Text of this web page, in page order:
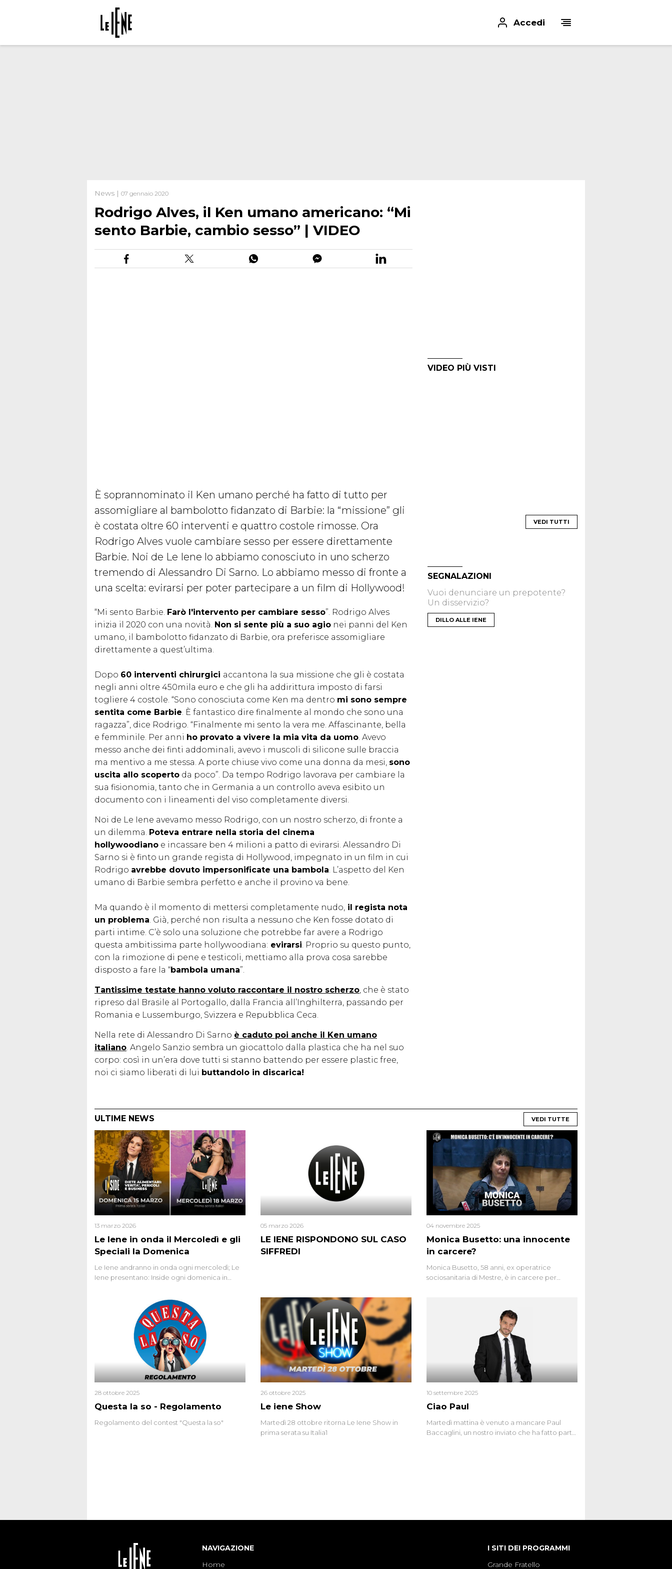
Accedi
News | 07 gennaio 2020
Rodrigo Alves, il Ken umano americano: “Mi
sento Barbie, cambio sesso” | VIDEO
È soprannominato il Ken umano perché ha fatto di tutto per
assomigliare al bambolotto fidanzato di Barbie: la “missione” gli
è costata oltre 60 interventi e quattro costole rimosse. Ora
Rodrigo Alves vuole cambiare sesso per essere direttamente
Barbie. Noi de Le Iene lo abbiamo conosciuto in uno scherzo
tremendo di Alessandro Di Sarno. Lo abbiamo messo di fronte a
una scelta: evirarsi per poter partecipare a un film di Hollywood!
“Mi sento Barbie. Farò l'intervento per cambiare sesso”. Rodrigo Alves
inizia il 2020 con una novità. Non si sente più a suo agio nei panni del Ken
umano, il bambolotto fidanzato di Barbie, ora preferisce assomigliare
direttamente a quest’ultima.
Dopo 60 interventi chirurgici accantona la sua missione che gli è costata
negli anni oltre 450mila euro e che gli ha addirittura imposto di farsi
togliere 4 costole. “Sono conosciuta come Ken ma dentro mi sono sempre
sentita come Barbie . È fantastico dire finalmente al mondo che sono una
ragazza”, dice Rodrigo. “Finalmente mi sento la vera me. Affascinante, bella
e femminile. Per anni ho provato a vivere la mia vita da uomo . Avevo
messo anche dei finti addominali, avevo i muscoli di silicone sulle braccia
ma mentivo a me stessa. A porte chiuse vivo come una donna da mesi, sono
uscita allo scoperto da poco”. Da tempo Rodrigo lavorava per cambiare la
sua fisionomia, tanto che in Germania a un controllo aveva esibito un
documento con i lineamenti del viso completamente diversi.
Noi de Le Iene avevamo messo Rodrigo, con un nostro scherzo, di fronte a
un dilemma. Poteva entrare nella storia del cinema
hollywoodiano e incassare ben 4 milioni a patto di evirarsi. Alessandro Di
Sarno si è finto un grande regista di Hollywood, impegnato in un film in cui
Rodrigo avrebbe dovuto impersonificate una bambola . L’aspetto del Ken
umano di Barbie sembra perfetto e anche il provino va bene.
Ma quando è il momento di mettersi completamente nudo, il regista nota
un problema . Già, perché non risulta a nessuno che Ken fosse dotato di
parti intime. C’è solo una soluzione che potrebbe far avere a Rodrigo
questa ambitissima parte hollywoodiana: evirarsi . Proprio su questo punto,
con la rimozione di pene e testicoli, mettiamo alla prova cosa sarebbe
disposto a fare la “bambola umana”.
Tantissime testate hanno voluto raccontare il nostro scherzo , che è stato
ripreso dal Brasile al Portogallo, dalla Francia all’Inghilterra, passando per
Romania e Lussemburgo, Svizzera e Repubblica Ceca.
Nella rete di Alessandro Di Sarno è caduto poi anche il Ken umano
italiano . Angelo Sanzio sembra un giocattolo dalla plastica che ha nel suo
corpo: così in un’era dove tutti si stanno battendo per essere plastic free,
noi ci siamo liberati di lui buttandolo in discarica!
VIDEO PIÙ VISTI
VEDI TUTTI
SEGNALAZIONI
Vuoi denunciare un prepotente?
Un disservizio?
DILLO ALLE IENE
ULTIME NEWS VEDI TUTTE
Le Iene in onda il Mercoledì e gli
Speciali la Domenica
13 marzo 2026
Le Iene andranno in onda ogni mercoledì; Le
Iene presentano: Inside ogni domenica in
LE IENE RISPONDONO SUL CASO
SIFFREDI
05 marzo 2026
Monica Busetto: una innocente
in carcere?
04 novembre 2025
Monica Busetto, 58 anni, ex operatrice
sociosanitaria di Mestre, è in carcere per
Monica si proclama innocente. Nel 2015
un’altra donna confessa lo stesso delitto, poi
ritratta. Due colpevoli per un solo omicidio:
errore giudiziario o giustizia cieca?
Questa la so - Regolamento
28 ottobre 2025
Regolamento del contest "Questa la so"
Le iene Show
26 ottobre 2025
Martedì 28 ottobre ritorna Le Iene Show in
prima serata su Italia1
Ciao Paul
10 settembre 2025
Martedì mattina è venuto a mancare Paul
Baccaglini, un nostro inviato che ha fatto parte
NAVIGAZIONE
Home
I SITI DEI PROGRAMMI
Grande Fratello